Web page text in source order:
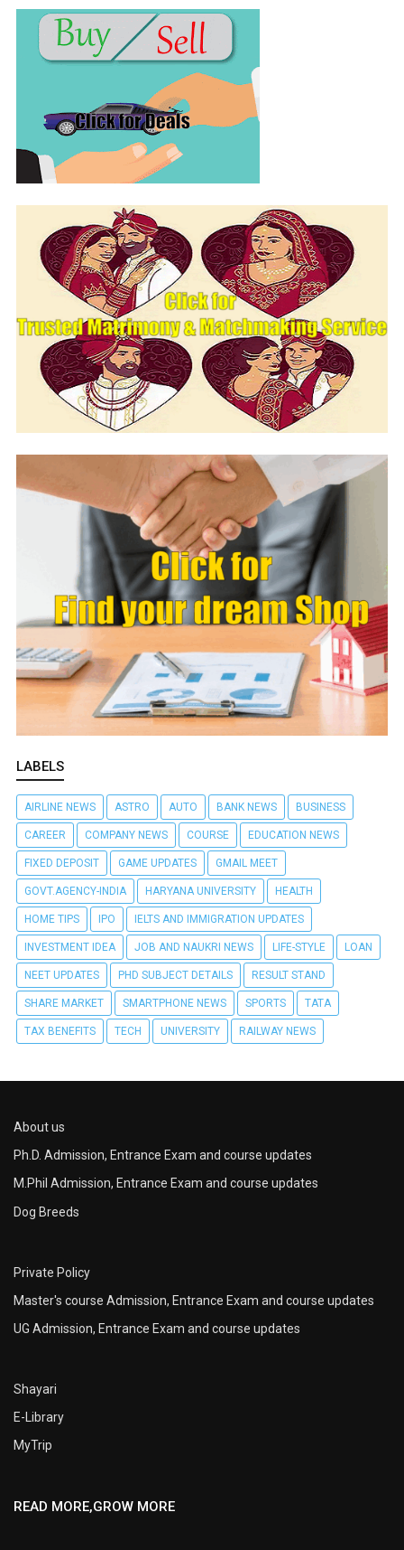
LABELS
AIRLINE NEWS ASTRO AUTO BANK NEWS BUSINESS
CAREER COMPANY NEWS COURSE EDUCATION NEWS
FIXED DEPOSIT GAME UPDATES GMAIL MEET
GOVT.AGENCY-INDIA HARYANA UNIVERSITY HEALTH
HOME TIPS IPO IELTS AND IMMIGRATION UPDATES
INVESTMENT IDEA JOB AND NAUKRI NEWS LIFE-STYLE LOAN
NEET UPDATES PHD SUBJECT DETAILS RESULT STAND
SHARE MARKET SMARTPHONE NEWS SPORTS TATA
TAX BENEFITS TECH UNIVERSITY RAILWAY NEWS
About us
Ph.D. Admission, Entrance Exam and course updates
M.Phil Admission, Entrance Exam and course updates
Dog Breeds
Private Policy
Master's course Admission, Entrance Exam and course updates
UG Admission, Entrance Exam and course updates
Shayari
E-Library
MyTrip
READ MORE,GROW MORE